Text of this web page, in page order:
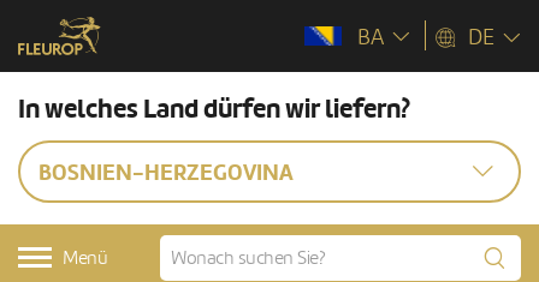
BA DE
In welches Land dürfen wir liefern?
BOSNIEN-HERZEGOVINA
Menü